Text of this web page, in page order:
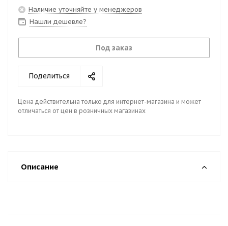
Наличие уточняйте у менеджеров
Нашли дешевле?
Под заказ
Поделиться
Цена действительна только для интернет-магазина и может
отличаться от цен в розничных магазинах
Описание